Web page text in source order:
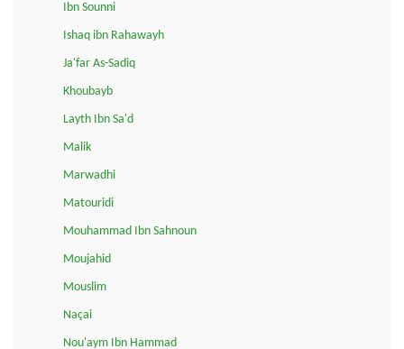
Ibn Sounni
Ishaq ibn Rahawayh
Ja'far As-Sadiq
Khoubayb
Layth Ibn Sa'd
Malik
Marwadhi
Matouridi
Mouhammad Ibn Sahnoun
Moujahid
Mouslim
Naçai
Nou'aym Ibn Hammad